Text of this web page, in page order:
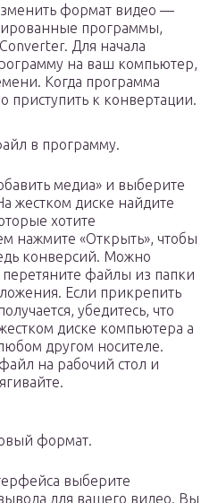
формат видео —
программы,
Для начала
на ваш компьютер,
Когда программа
приступить к конвертации.
в программу.
медиа» и выберите
жестком диске найдите
хотите
нажмите «Открыть», чтобы
конверсий. Можно
файлы из папки
Если прикрепить
убедитесь, что
диске компьютера а
другом носителе.
на рабочий стол и
формат.
выберите
для вашего видео. Вы